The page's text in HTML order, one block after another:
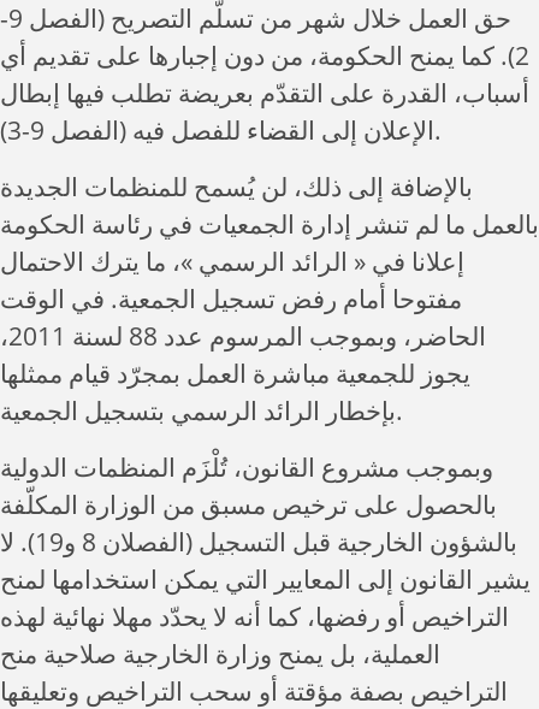
حق العمل خلال شهر من تسلّم التصريح (الفصل 9-
2). كما يمنح الحكومة، من دون إجبارها على تقديم أي
أسباب، القدرة على التقدّم بعريضة تطلب فيها إبطال
الإعلان إلى القضاء للفصل فيه (الفصل 9-3).
بالإضافة إلى ذلك، لن يُسمح للمنظمات الجديدة
بالعمل ما لم تنشر إدارة الجمعيات في رئاسة الحكومة
إعلانا في « الرائد الرسمي »، ما يترك الاحتمال
مفتوحا أمام رفض تسجيل الجمعية. في الوقت
الحاضر، وبموجب المرسوم عدد 88 لسنة 2011،
يجوز للجمعية مباشرة العمل بمجرّد قيام ممثلها
بإخطار الرائد الرسمي بتسجيل الجمعية.
وبموجب مشروع القانون، تُلْزَم المنظمات الدولية
بالحصول على ترخيص مسبق من الوزارة المكلّفة
بالشؤون الخارجية قبل التسجيل (الفصلان 8 و19). لا
يشير القانون إلى المعايير التي يمكن استخدامها لمنح
التراخيص أو رفضها، كما أنه لا يحدّد مهلا نهائية لهذه
العملية، بل يمنح وزارة الخارجية صلاحية منح
التراخيص بصفة مؤقتة أو سحب التراخيص وتعليقها